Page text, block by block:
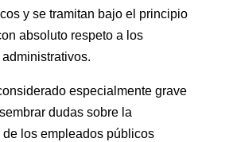
y se tramitan bajo el principio
absoluto respeto a los
especialmente grave
dudas sobre la
los empleados públicos